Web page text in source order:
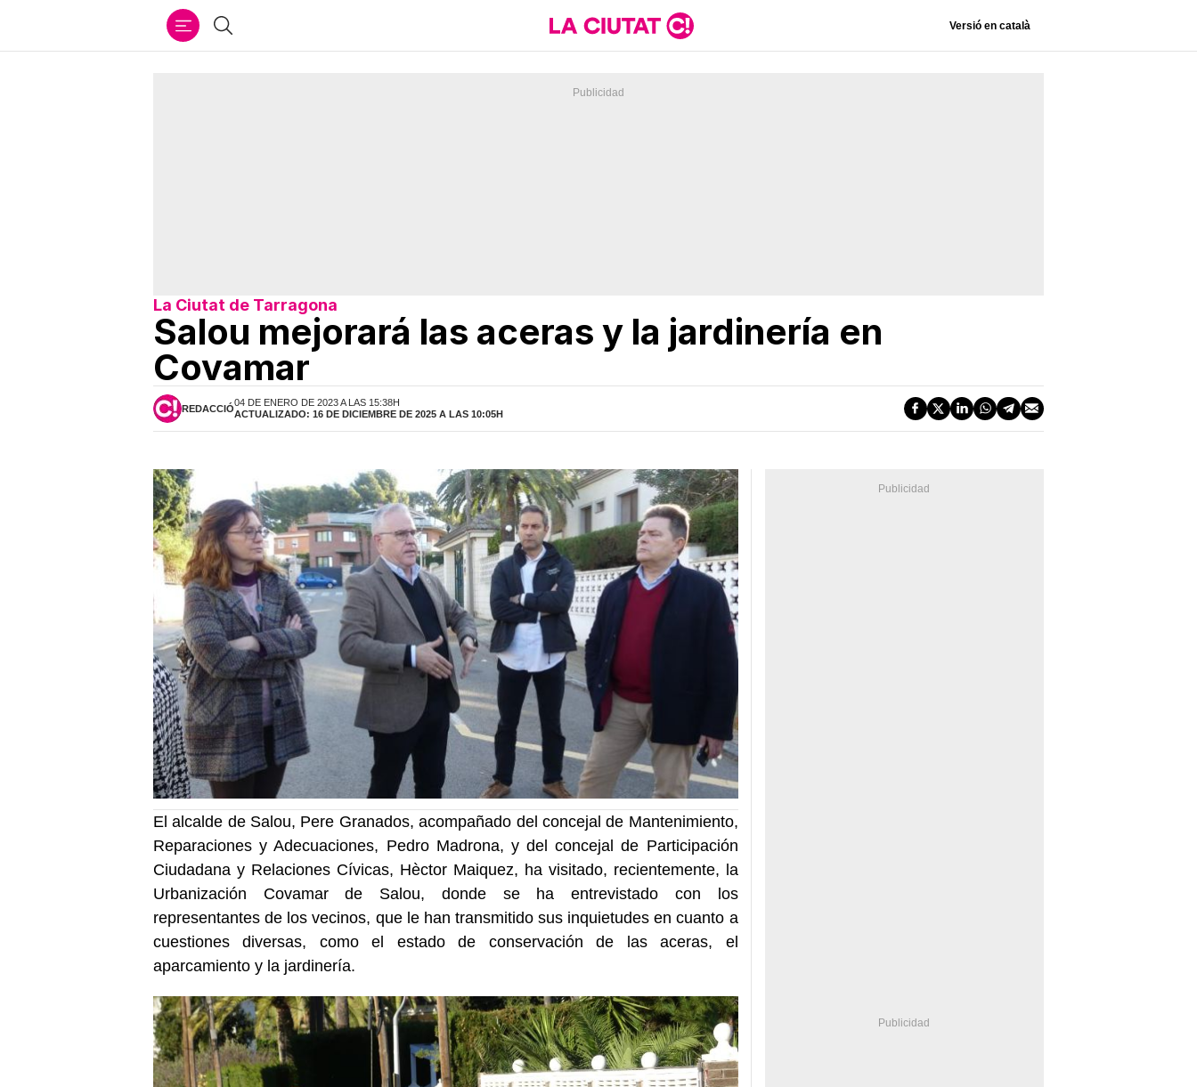
Buscar Versió en català
La Ciutat de Tarragona
Salou mejorará las aceras y la jardinería en
Covamar
REDACCIÓ
04 DE ENERO DE 2023 A LAS 15:38H
ACTUALIZADO: 16 DE DICIEMBRE DE 2025 A LAS 10:05H
El alcalde de Salou, Pere Granados, acompañado del concejal de Mantenimiento,
Reparaciones y Adecuaciones, Pedro Madrona, y del concejal de Participación
Ciudadana y Relaciones Cívicas, Hèctor Maiquez, ha visitado, recientemente, la
Urbanización Covamar de Salou, donde se ha entrevistado con los
representantes de los vecinos, que le han transmitido sus inquietudes en cuanto a
cuestiones diversas, como el estado de conservación de las aceras, el
aparcamiento y la jardinería.